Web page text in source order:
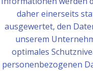
daher einerseits
ausgewertet, den
unserem
optimales
personenbezogenen